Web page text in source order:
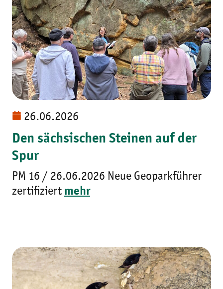
Den sächsischen Steinen auf der
Spur
PM 16 / 26.06.2026 Neue Geoparkführer
zertifiziert mehr
26.06.2026